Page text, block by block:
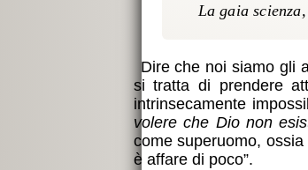
Dire che noi siamo gli
si tratta di prendere
intrinsecamente
volere che Dio non
come superuomo,
è affare di poco”.